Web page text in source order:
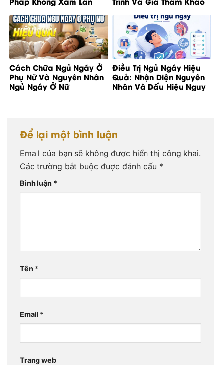
Cách Chữa Ngủ Ngáy Ở
Phụ Nữ Và Nguyên Nhân
Ngủ Ngáy Ở Nữ
Điều Trị Ngủ Ngáy Hiệu
Quả: Nhận Diện Nguyên
Nhân Và Dấu Hiệu Nguy
Để lại một bình luận
Email của bạn sẽ không được hiển thị công khai.
Các trường bắt buộc được đánh dấu *
Bình luận *
Tên *
Email *
Trang web